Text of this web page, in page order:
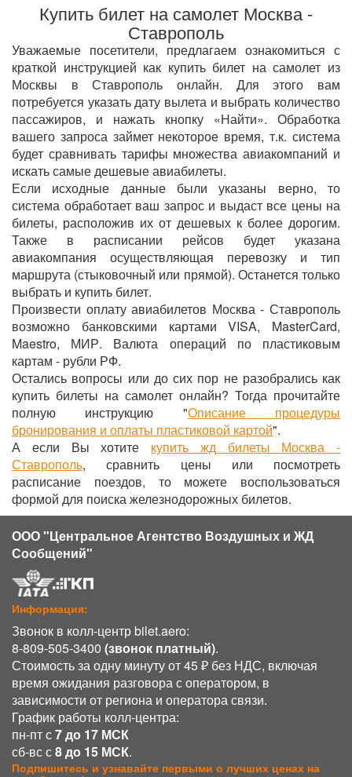
Купить билет на самолет Москва -
Ставрополь
Уважаемые посетители, предлагаем ознакомиться с
краткой инструкцией как купить билет на самолет из
Москвы в Ставрополь онлайн. Для этого вам
потребуется указать дату вылета и выбрать количество
пассажиров, и нажать кнопку «Найти». Обработка
вашего запроса займет некоторое время, т.к. система
будет сравнивать тарифы множества авиакомпаний и
искать самые дешевые авиабилеты.
Если исходные данные были указаны верно, то
система обработает ваш запрос и выдаст все цены на
билеты, расположив их от дешевых к более дорогим.
Также в расписании рейсов будет указана
авиакомпания осуществляющая перевозку и тип
маршрута (стыковочный или прямой). Останется только
выбрать и купить билет.
Произвести оплату авиабилетов Москва - Ставрополь
возможно банковскими картами VISA, MasterCard,
Maestro, МИР. Валюта операций по пластиковым
картам - рубли РФ.
Остались вопросы или до сих пор не разобрались как
купить билеты на самолет онлайн? Тогда прочитайте
полную инструкцию "Описание процедуры
бронирования и оплаты пластиковой картой".
А если Вы хотите купить жд билеты Москва -
Ставрополь, сравнить цены или посмотреть
расписание поездов, то можете воспользоваться
формой для поиска железнодорожных билетов.
ООО "Центральное Агентство Воздушных и ЖД
Сообщений"
Информация:
Звонок в колл-центр bilet.aero:
8-809-505-3400 (звонок платный).
Стоимость за одну минуту от 45 ₽ без НДС, включая
время ожидания разговора с оператором, в
зависимости от региона и оператора связи.
График работы колл-центра:
пн-пт с7 до 17 МСК
сб-вс с8 до 15 МСК.
Подпишитесь и узнавайте первыми о лучших ценах на